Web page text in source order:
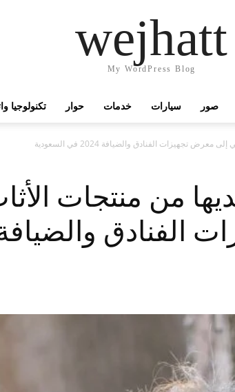
wejhatt
My WordPress Blog
تكنولوجيا حوار خدمات سيارات صور
الفنادق والضيافة 2024 في السعودية
من منتجات